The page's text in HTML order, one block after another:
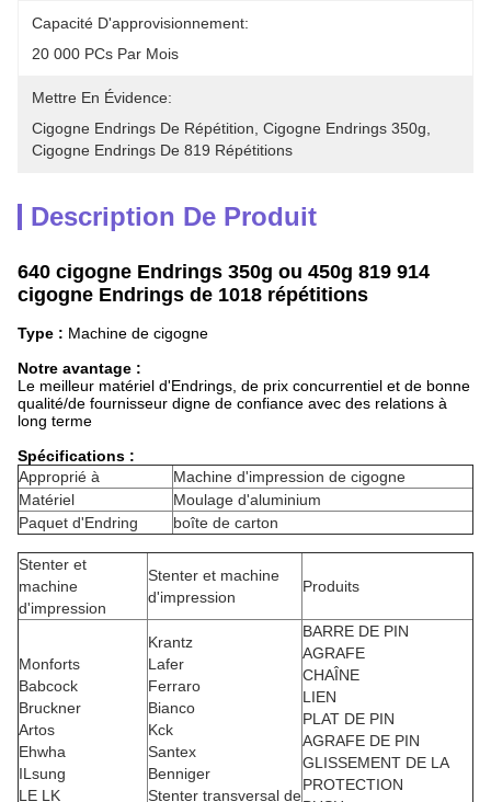
Capacité D'approvisionnement:
20 000 PCs Par Mois
Mettre En Évidence:
Cigogne Endrings De Répétition Cigogne Endrings 350g
Cigogne Endrings De 819 Répétitions
Description De Produit
640 cigogne Endrings 350g ou 450g 819 914
cigogne Endrings de 1018 répétitions
Type : Machine de cigogne
Notre avantage :
Le meilleur matériel d'Endrings , de prix concurrentiel et de bonne
qualité/de fournisseur digne de confiance avec des relations à
long terme
Spécifications :
Approprié à
Machine d'impression de cigogne
Matériel
Moulage d'aluminium
Paquet d'Endring
boîte de carton
Stenter et
machine
d'impression
Stenter et machine
d'impression
Produits
Monforts
Babcock
Bruckner
Artos
Ehwha
ILsung
LE LK
Krantz
Lafer
Ferraro
Bianco
Kck
Santex
Benniger
Stenter transversal de
BARRE DE PIN
AGRAFE
CHAÎNE
LIEN
PLAT DE PIN
AGRAFE DE PIN
GLISSEMENT DE LA
PROTECTION